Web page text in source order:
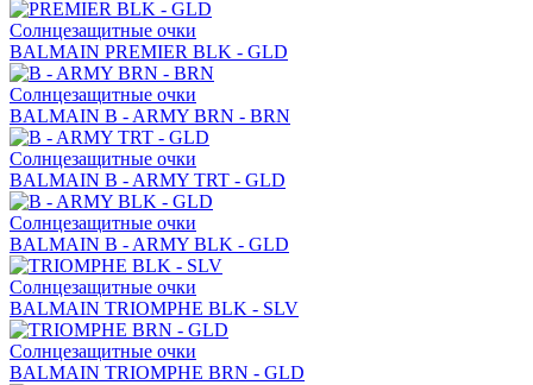
Солнцезащитные очки
BALMAIN PREMIER BLK - GLD
Солнцезащитные очки
BALMAIN B - ARMY BRN - BRN
Солнцезащитные очки
BALMAIN B - ARMY TRT - GLD
Солнцезащитные очки
BALMAIN B - ARMY BLK - GLD
Солнцезащитные очки
BALMAIN TRIOMPHE BLK - SLV
Солнцезащитные очки
BALMAIN TRIOMPHE BRN - GLD